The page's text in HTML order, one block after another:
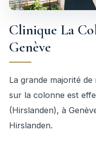
Clinique La
Genève
La grande majorité
sur la colonne est
(Hirslanden), à
Hirslanden.